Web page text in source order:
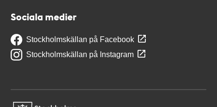
Sociala medier
Stockholmskällan på Facebook
Stockholmskällan på Instagram